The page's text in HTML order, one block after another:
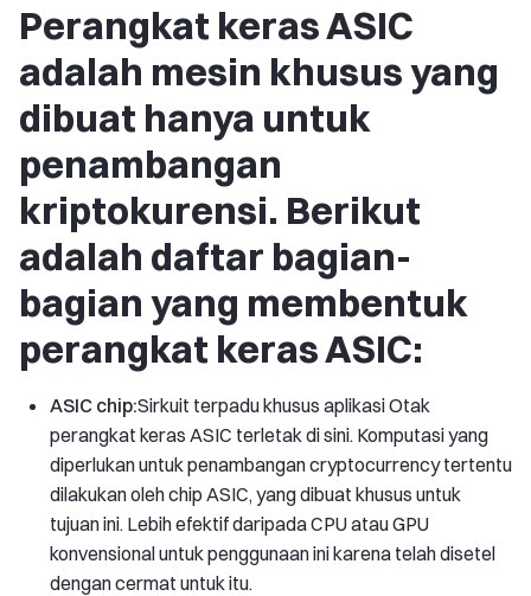
Perangkat keras ASIC
adalah mesin khusus yang
dibuat hanya untuk
penambangan
kriptokurensi. Berikut
adalah daftar bagian-
bagian yang membentuk
perangkat keras ASIC:
ASIC chip:Sirkuit terpadu khusus aplikasi Otak
perangkat keras ASIC terletak di sini. Komputasi yang
diperlukan untuk penambangan cryptocurrency tertentu
dilakukan oleh chip ASIC, yang dibuat khusus untuk
tujuan ini. Lebih efektif daripada CPU atau GPU
konvensional untuk penggunaan ini karena telah disetel
dengan cermat untuk itu.